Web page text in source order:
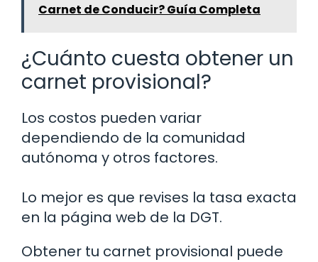
Carnet de Conducir? Guía Completa
¿Cuánto cuesta obtener un
carnet provisional?
Los costos pueden variar
dependiendo de la comunidad
autónoma y otros factores.
Lo mejor es que revises la tasa exacta
en la página web de la DGT.
Obtener tu carnet provisional puede